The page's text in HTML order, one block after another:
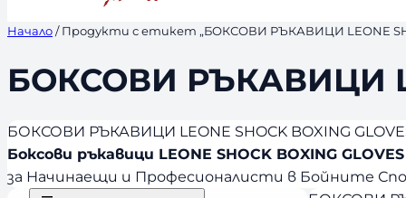
Начало/ Продукти с етикет „БОКСОВИ РЪКАВИЦИ LEONE
БОКСОВИ РЪКАВИЦИ
БОКСОВИ РЪКАВИЦИ LEONE SHOCK BOXING
Боксови ръкавици LEONE SHOCK BOXING
за Начинаещи и Професионалисти в Бойните